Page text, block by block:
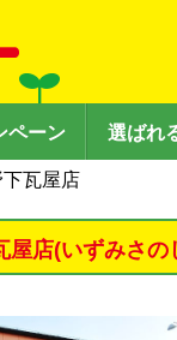
ペーン 選ばれ
瓦屋店
屋店(いずみさの